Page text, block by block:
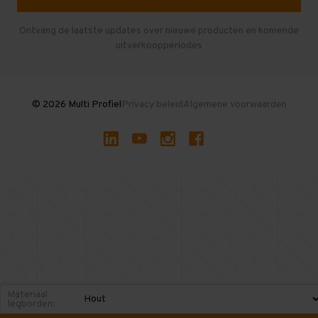
Gebruikte entresolvloeren
Ontvang de laatste updates over nieuwe producten en komende
uitverkoopperiodes
© 2026 Multi ProfielPrivacy beleidAlgemene voorwaarden
Materiaal
legborden: